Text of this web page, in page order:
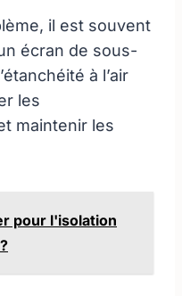
il est souvent
écran de sous-
à l’air
les
maintenir les
pour l'isolation